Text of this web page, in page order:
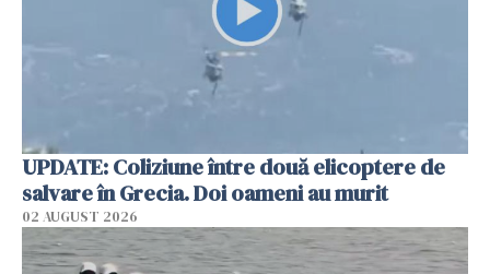
UPDATE: Coliziune între două elicoptere de
salvare în Grecia. Doi oameni au murit
02 AUGUST 2026